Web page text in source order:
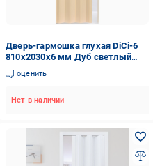
Дверь-гармошка глухая DiCi-6
810х2030х6 мм Дуб светлый
глянец (113-3)
оценить
Нет в наличии